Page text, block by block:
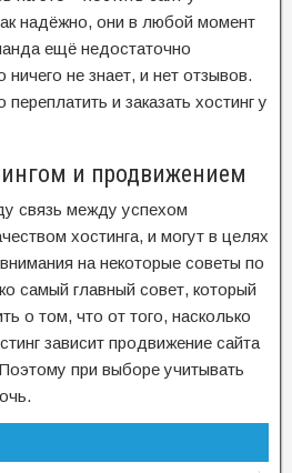
надёжно, они в любой момент
ещё недостаточно
ничего не знает, и нет отзывов.
и заказать хостинг у
и продвижением
связь между успехом
хостинга, и могут в целях
на некоторые советы по
самый главный совет, который
о том, что от того, насколько
зависит продвижение сайта
при выборе учитывать